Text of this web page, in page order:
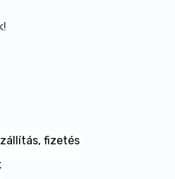
fizetés